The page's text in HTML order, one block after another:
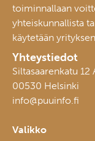
toiminnallaan
yhteiskunnallista
käytetään
Yhteystiedot
Siltasaarenkatu 12
00530 Helsinki
info@puuinfo.fi
Valikko